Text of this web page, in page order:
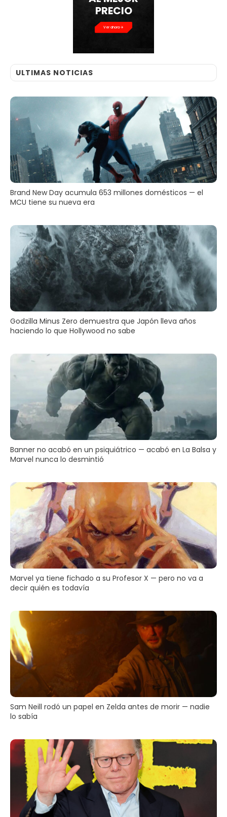
PRECIO
Ver ahora
ULTIMAS NOTICIAS
Brand New Day acumula 653 millones domésticos — el
MCU tiene su nueva era
Godzilla Minus Zero demuestra que Japón lleva años
haciendo lo que Hollywood no sabe
Banner no acabó en un psiquiátrico — acabó en La Balsa y
Marvel nunca lo desmintió
Marvel ya tiene fichado a su Profesor X — pero no va a
decir quién es todavía
Sam Neill rodó un papel en Zelda antes de morir — nadie
lo sabía